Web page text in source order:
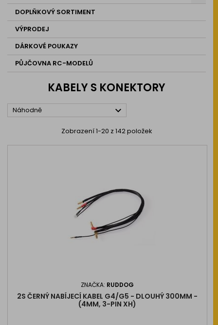
DOPLŇKOVÝ SORTIMENT
VÝPRODEJ
DÁRKOVÉ POUKAZY
PŮJČOVNA RC-MODELŮ
KABELY S KONEKTORY
Náhodně 
Zobrazení 1-20 z 142 položek
ZNAČKA: RUDDOG
2S ČERNÝ NABÍJECÍ KABEL G4/G5 - DLOUHÝ 300MM -
(4MM, 3-PIN XH)